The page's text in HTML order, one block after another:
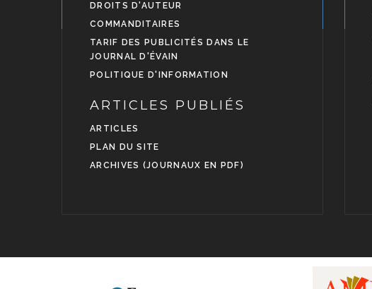
DROITS D'AUTEUR
COMMANDITAIRES
TARIF DES PUBLICITÉS DANS LE
JOURNAL D'ÉVAIN
POLITIQUE D'INFORMATION
ARTICLES PUBLIÉS
ARTICLES
PLAN DU SITE
ARCHIVES (JOURNAUX EN PDF)